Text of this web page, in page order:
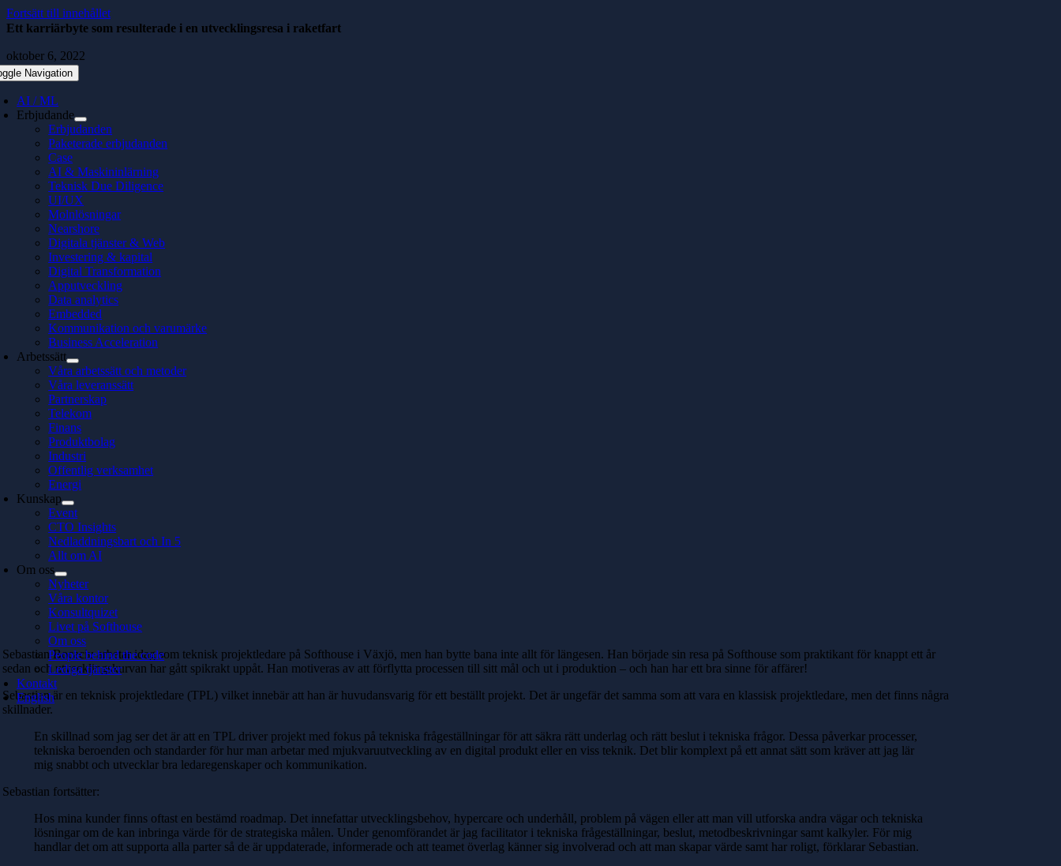
Fortsätt till innehållet
Navigation
AI / ML
Erbjudande
Erbjudanden
Paketerade erbjudanden
Case
AI & Maskininlärning
Teknisk Due Diligence
UI/UX
Molnlösningar
Nearshore
Digitala tjänster & Web
Investering & kapital
Digital Transformation
Apputveckling
Data analytics
Embedded
Kommunikation och varumärke
Business Acceleration
Arbetssätt
Våra arbetssätt och metoder
Våra leveranssätt
Partnerskap
Telekom
Finans
Produktbolag
Industri
Offentlig verksamhet
Energi
Kunskap
Event
CTO Insights
Nedladdningsbart och In 5
Allt om AI
Om oss
Nyheter
Våra kontor
Konsultquizet
Livet på Softhouse
Om oss
People behind the code
Lediga tjänster
Kontakt
English
Ett karriärbyte som resulterade i en utvecklingsresa i raketfart
oktober 6, 2022
Sebastian Bocaciu arbetar idag som teknisk projektledare på Softhouse i Växjö, men han bytte bana inte allt för längesen. Han började sin resa på Softhouse som praktikant för knappt ett år
sedan och utvecklingskurvan har gått spikrakt uppåt. Han motiveras av att förflytta processen till sitt mål och ut i produktion – och han har ett bra sinne för affärer!
Sebastian är en teknisk projektledare (TPL) vilket innebär att han är huvudansvarig för ett beställt projekt. Det är ungefär det samma som att vara en klassisk projektledare, men det finns några
skillnader.
En skillnad som jag ser det är att en TPL driver projekt med fokus på tekniska frågeställningar för att säkra rätt underlag och rätt beslut i tekniska frågor. Dessa påverkar processer,
tekniska beroenden och standarder för hur man arbetar med mjukvaruutveckling av en digital produkt eller en viss teknik. Det blir komplext på ett annat sätt som kräver att jag lär
mig snabbt och utvecklar bra ledaregenskaper och kommunikation.
Sebastian fortsätter:
Hos mina kunder finns oftast en bestämd roadmap. Det innefattar utvecklingsbehov, hypercare och underhåll, problem på vägen eller att man vill utforska andra vägar och tekniska
lösningar om de kan inbringa värde för de strategiska målen. Under genomförandet är jag facilitator i tekniska frågeställningar, beslut, metodbeskrivningar samt kalkyler. För mig
handlar det om att supporta alla parter så de är uppdaterade, informerade och att teamet överlag känner sig involverad och att man skapar värde samt har roligt, förklarar Sebastian.